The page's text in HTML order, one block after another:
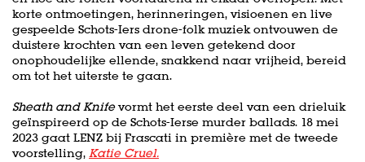
korte ontmoetingen, herinneringen, visioenen en live
gespeelde Schots-Iers drone-folk muziek ontvouwen de
duistere krochten van een leven getekend door
onophoudelijke ellende, snakkend naar vrijheid, bereid
om tot het uiterste te gaan.
Sheath and Knifevormt het eerste deel van een drieluik
geïnspireerd op de Schots-Ierse murder ballads. 18 mei
2023 gaat LENZ bij Frascati in première met de tweede
voorstelling, Katie Cruel.